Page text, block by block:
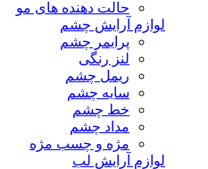
حالت دهنده های مو
لوازم آرایش چشم
پرایمر چشم
لنز رنگی
ریمل چشم
سایه چشم
خط چشم
مداد چشم
مژه و چسب مژه
لوازم آرایش لب